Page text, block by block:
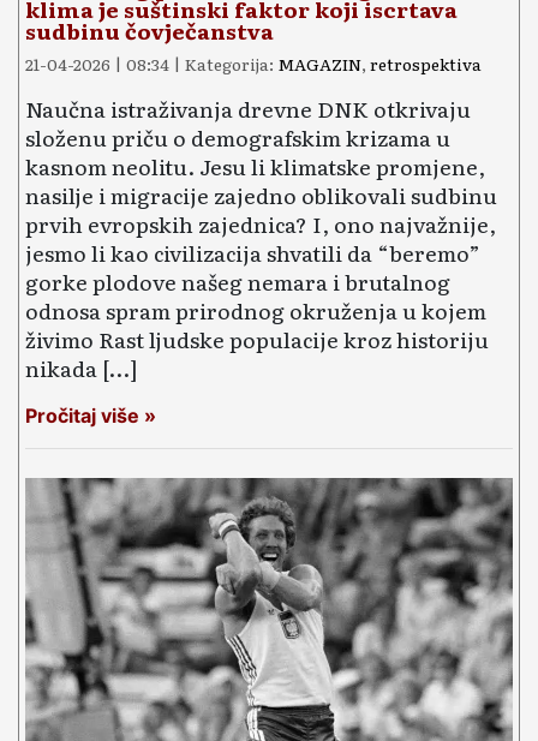
klima je suštinski faktor koji iscrtava
sudbinu čovječanstva
21-04-2026 | 08:34 | Kategorija: MAGAZIN, retrospektiva
Naučna istraživanja drevne DNK otkrivaju
složenu priču o demografskim krizama u
kasnom neolitu. Jesu li klimatske promjene,
nasilje i migracije zajedno oblikovali sudbinu
prvih evropskih zajednica? I, ono najvažnije,
jesmo li kao civilizacija shvatili da “beremo”
gorke plodove našeg nemara i brutalnog
odnosa spram prirodnog okruženja u kojem
živimo Rast ljudske populacije kroz historiju
nikada […]
Pročitaj više »